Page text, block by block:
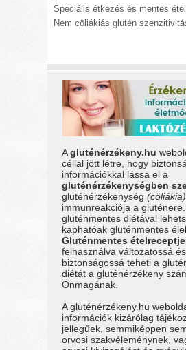
Speciális étkezés és mentes
Nem cöliákiás glutén
Agluténérzékeny.hu
céllal jött létre, hogy
információkkal lássa el a
gluténérzékenységben
gluténérzékenység(cöliákia)
immunreakciója a
gluténmentes diétával
kaphatóak gluténmentes
Gluténmentes
felhasználva változatossá és
biztonságossá teheti a
diétát a gluténérzékeny
Önmagának.
A gluténérzékeny.hu
információk kizárólag
jellegűek, semmiképpen
orvosi szakvéleménynek,